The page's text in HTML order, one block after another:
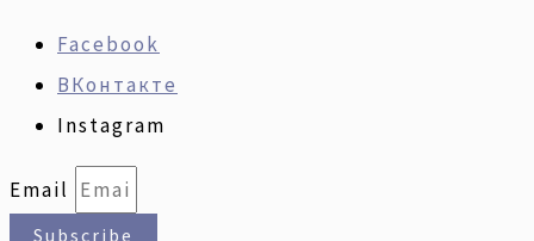
Facebook
ВКонтакте
Instagram
Email
Subscribe